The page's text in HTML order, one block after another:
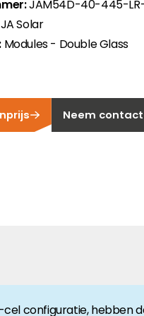
markt.
PV-systemen.
zelfvoorziening,
en vind je een
JAM54D-40-445-
JA Solar
Modules - Double Glass
Neem
configuratie, hebben